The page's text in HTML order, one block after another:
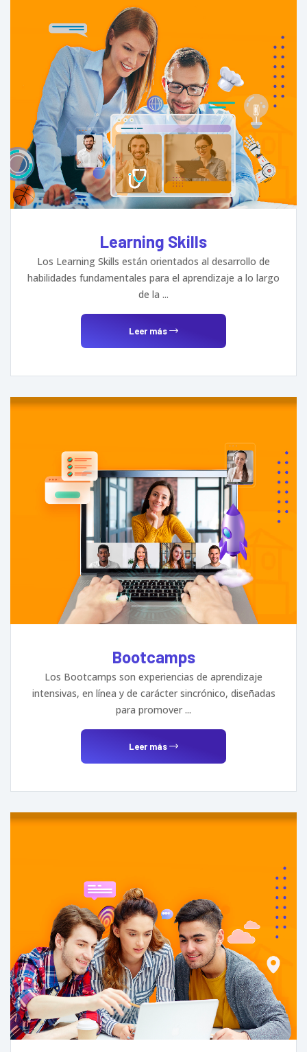
Learning Skills
Los Learning Skills están orientados al desarrollo de
habilidades fundamentales para el aprendizaje a lo largo
de la ...
Leer más
Bootcamps
Los Bootcamps son experiencias de aprendizaje
intensivas, en línea y de carácter sincrónico, diseñadas
para promover ...
Leer más